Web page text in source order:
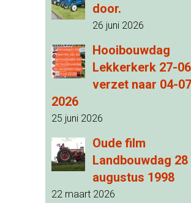
door.
26 juni 2026
Hooibouwdag
Lekkerkerk 27-
verzet naar 04-
2026
25 juni 2026
Oude film
Landbouwdag 28
augustus 1998
22 maart 2026